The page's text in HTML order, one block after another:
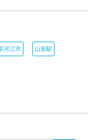
河江市 山形駅